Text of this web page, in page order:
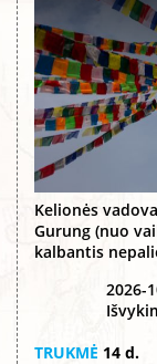
Kelionės
Gurung (nuo
kalbantis
2026-
TRUKMĖ 14 d.